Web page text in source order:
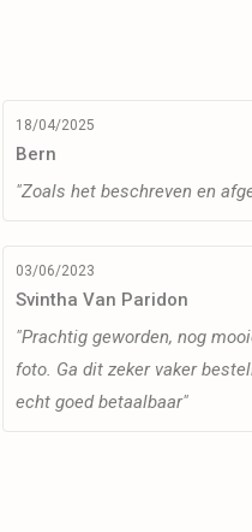
18/04/2025
Bern
"Zoals het beschreven en
03/06/2023
Svintha Van Paridon
"Prachtig geworden, nog
foto. Ga dit zeker vaker
echt goed betaalbaar"